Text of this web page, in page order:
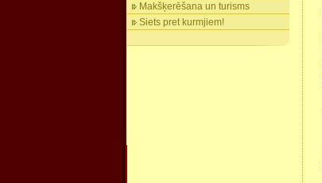
Makšķerēšana un turisms
Siets pret kurmjiem!